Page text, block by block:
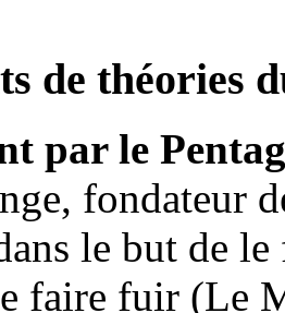
de théories
par le
fondateur
le but de
faire fuir (Le